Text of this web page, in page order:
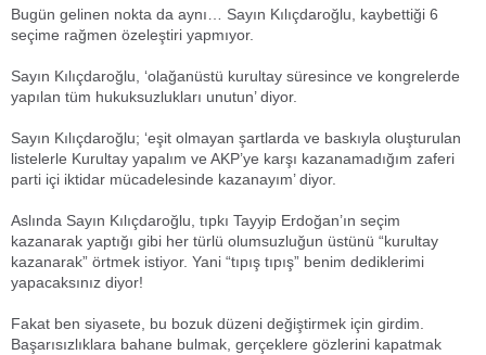
Bugün gelinen nokta da aynı… Sayın Kılıçdaroğlu, kaybettiği 6
seçime rağmen özeleştiri yapmıyor.
Sayın Kılıçdaroğlu, ‘olağanüstü kurultay süresince ve kongrelerde
yapılan tüm hukuksuzlukları unutun’ diyor.
Sayın Kılıçdaroğlu; ‘eşit olmayan şartlarda ve baskıyla oluşturulan
listelerle Kurultay yapalım ve AKP’ye karşı kazanamadığım zaferi
parti içi iktidar mücadelesinde kazanayım’ diyor.
Aslında Sayın Kılıçdaroğlu, tıpkı Tayyip Erdoğan’ın seçim
kazanarak yaptığı gibi her türlü olumsuzluğun üstünü “kurultay
kazanarak” örtmek istiyor. Yani “tıpış tıpış” benim dediklerimi
yapacaksınız diyor!
Fakat ben siyasete, bu bozuk düzeni değiştirmek için girdim.
Başarısızlıklara bahane bulmak, gerçeklere gözlerini kapatmak